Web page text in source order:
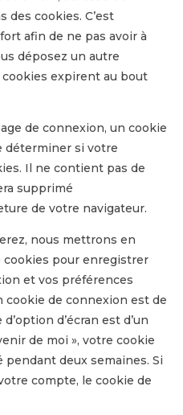
des cookies. C’est
afin de ne pas avoir à
déposez un autre
expirent au bout
de connexion, un cookie
déterminer si votre
Il ne contient pas de
supprimé
de votre navigateur.
nous mettrons en
pour enregistrer
et vos préférences
cookie de connexion est de
d’écran est d’un
de moi », votre cookie
deux semaines. Si
compte, le cookie de